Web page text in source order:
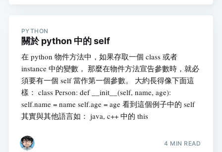
PYTHON
關於 python 中的 self
在 python 物件方法中，如果存取一個 class 或者
instance 中的變數， 那麼在物件方法宣告參數時，就必
須要有一個 self 當作第一個參數。 大約長得像下面這
樣： class Person: def __init__(self, name, age):
self.name = name self.age = age 看到這個例子中的 self
其實與其他語言如： java, c++ 中的 this
4 MIN READ